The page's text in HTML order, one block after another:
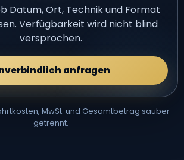
Datum, Ort, Technik und Format
Verfügbarkeit wird nicht blind
versprochen.
anfragen
MwSt. und Gesamtbetrag sauber
getrennt.